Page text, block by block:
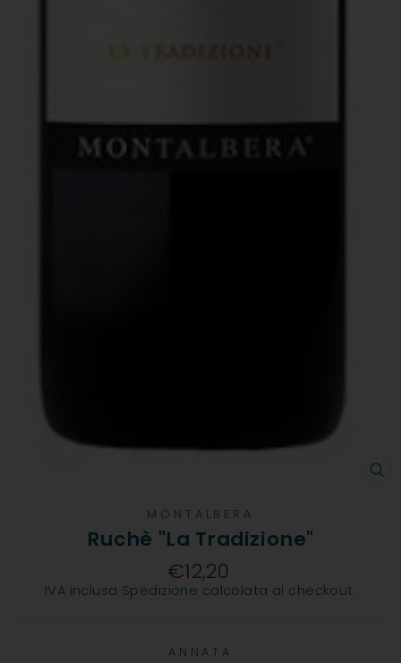
MONTALBERA
Ruchè "La Tradizione"
Prezzo
€12,20
IVA inclusa Spedizione calcolata al checkout.
ANNATA